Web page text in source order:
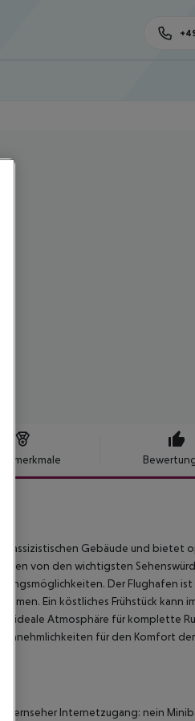
Gebäude und bietet
von den wichtigsten
Der Flughafen
Ein köstliches Frühstück kann
ideale Atmosphäre für komplette
für den Komfort
Fernseher Internetzugang: nein